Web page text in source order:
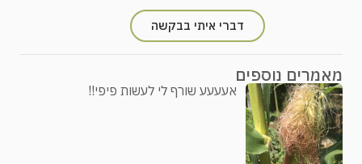
דברי איתי בבקשה
מאמרים נוספים
אעעעע שורף לי לעשות פיפי!!